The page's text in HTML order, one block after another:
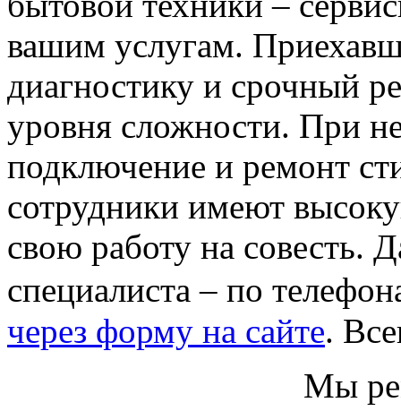
вашим услугам.
диагностику и срочный
уровня сложности. При
подключение и ремонт
сотрудники имеют
свою работу на совесть.
специалиста – по
через форму на сайте.
Мы